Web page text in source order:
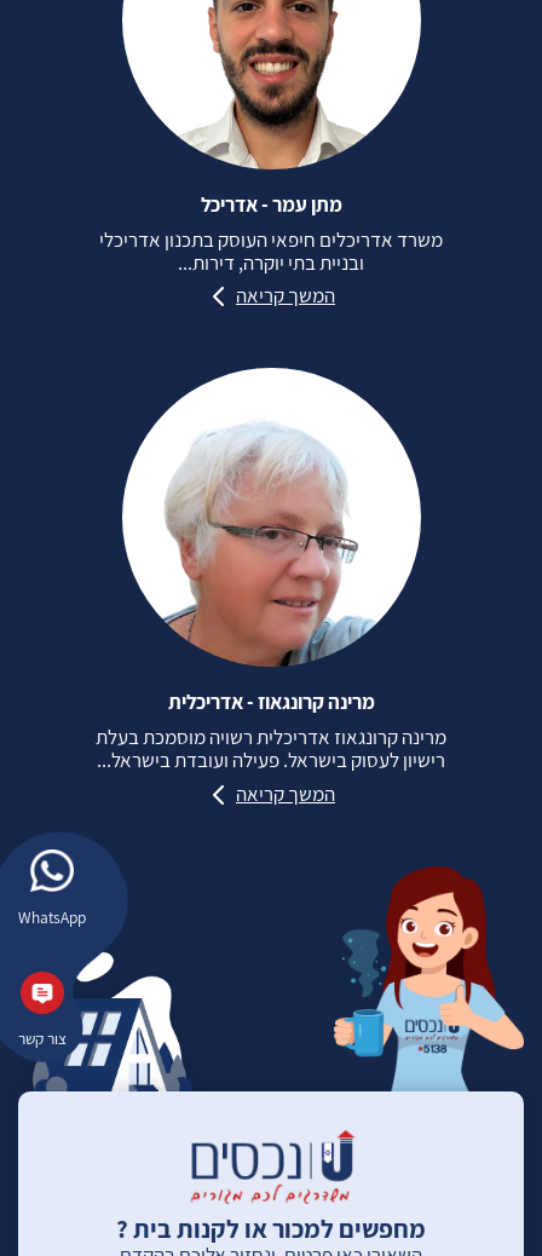
WhatsApp
צור קשר
מתן עמר - אדריכל
משרד אדריכלים חיפאי העוסק בתכנון אדריכלי
ובניית בתי יוקרה, דירות...
המשך קריאה
מרינה קרונגאוז - אדריכלית
מרינה קרונגאוז אדריכלית רשויה מוסמכת בעלת
רישיון לעסוק בישראל. פעילה ועובדת בישראל...
המשך קריאה
מחפשים למכור או לקנות בית ?